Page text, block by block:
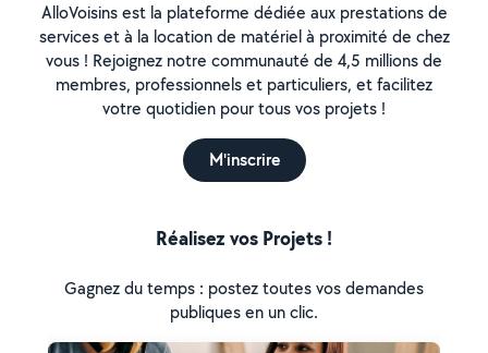
AlloVoisins est la plateforme dédiée aux prestations de
services et à la location de matériel à proximité de chez
vous ! Rejoignez notre communauté de 4,5 millions de
membres, professionnels et particuliers, et facilitez
votre quotidien pour tous vos projets !
M'inscrire
Réalisez vos Projets !
Gagnez du temps : postez toutes vos demandes
publiques en un clic.